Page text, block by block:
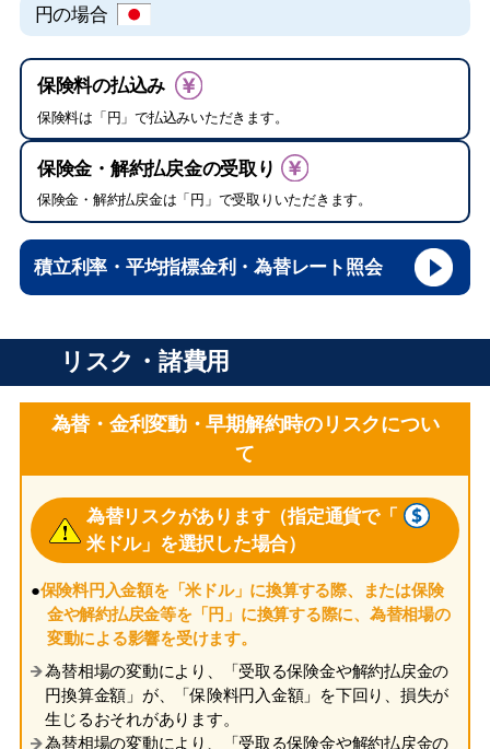
円の場合
保険料の払込み
保険料は「円」で払込みいただきます。
保険金・解約払戻金の受取り
保険金・解約払戻金は「円」で受取りいただきます。
積立利率・平均指標金利・為替レート照会
リスク・諸費用
為替・金利変動・早期解約時のリスクについ
て
為替リスクがあります（指定通貨で「
米ドル」を選択した場合）
●保険料円入金額を「米ドル」に換算する際、または保険
金や解約払戻金等を「円」に換算する際に、為替相場の
変動による影響を受けます。
為替相場の変動により、「受取る保険金や解約払戻金の
円換算金額」が、「保険料円入金額」を下回り、損失が
生じるおそれがあります。
為替相場の変動により、「受取る保険金や解約払戻金の